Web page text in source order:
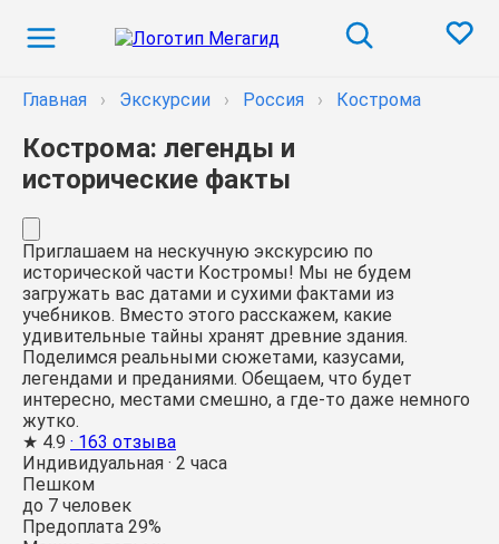
Главная › Экскурсии › Россия › Кострома
Кострома: легенды и
исторические факты
Приглашаем на нескучную экскурсию по
исторической части Костромы! Мы не будем
загружать вас датами и сухими фактами из
учебников. Вместо этого расскажем, какие
удивительные тайны хранят древние здания.
Поделимся реальными сюжетами, казусами,
легендами и преданиями. Обещаем, что будет
интересно, местами смешно, а где-то даже немного
жутко.
★ 4.9 · 163 отзыва
Индивидуальная · 2 часа
Пешком
до 7 человек
Предоплата 29%